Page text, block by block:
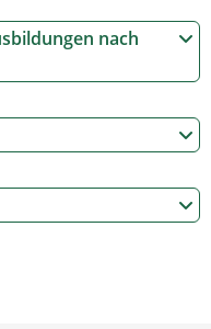
nach